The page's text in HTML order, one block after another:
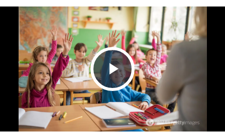
Play Video